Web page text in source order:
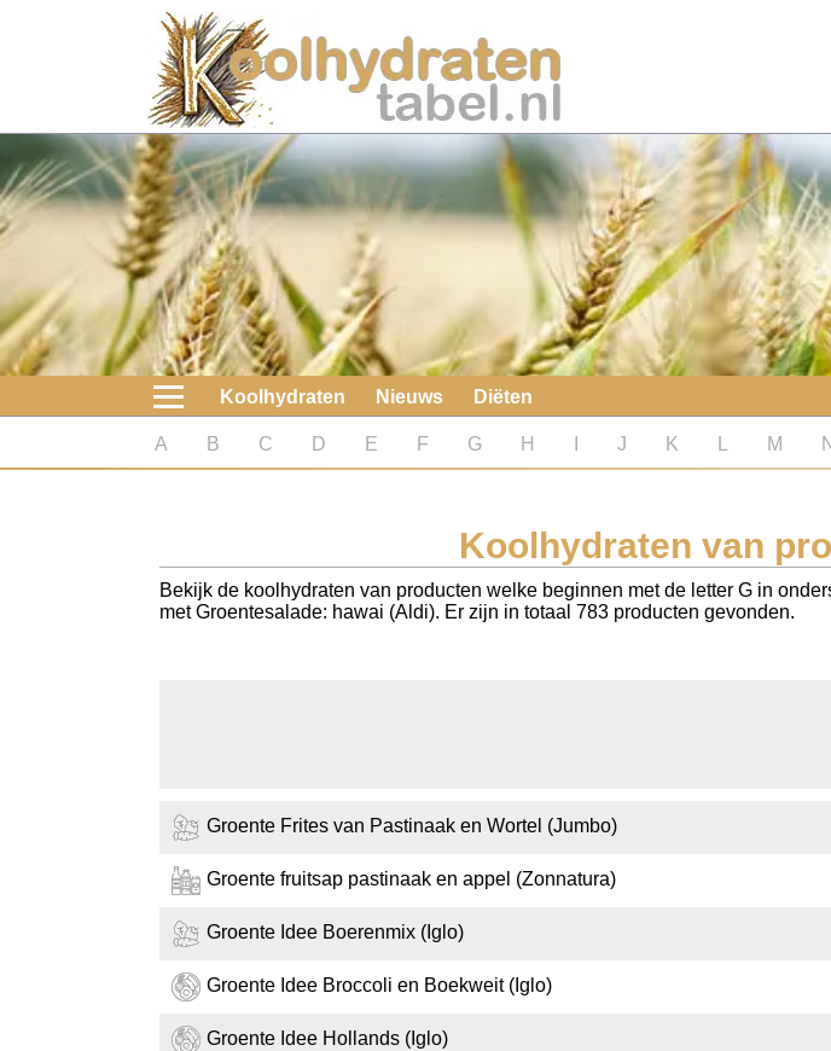
Koolhydraten
Nieuws
Koolhydraatarme diëten
Boeken
koolhydraatarme diëten
Diabetes test
Koolhydraten tellen
Koolhydraten Nieuws Diëten
A B C D E F G H J K M N
Koolhydraten van
Bekijk de koolhydraten van producten welke beginnen met de letter G in
met Groentesalade: hawai (Aldi). Er zijn in totaal 783 producten gevonden.
Groente Frites van Pastinaak en Wortel (Jumbo)
Groente fruitsap pastinaak en appel (Zonnatura)
Groente Idee Boerenmix (Iglo)
Groente Idee Broccoli en Boekweit (Iglo)
Groente Idee Hollands (Iglo)